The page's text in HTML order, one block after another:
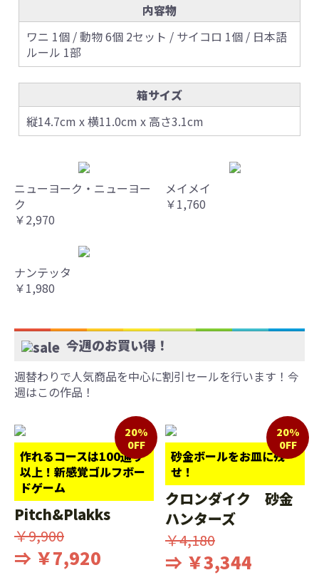
内容物
ワニ 1個 / 動物 6個 2セット / サイコロ 1個 / 日本語
ルール 1部
箱サイズ
縦14.7cm x 横11.0cm x 高さ3.1cm
ニューヨーク・ニューヨー
ク
￥2,970
メイメイ
￥1,760
ナンテッタ
￥1,980
今週のお買い得！
週替わりで人気商品を中心に割引セールを行います！今
週はこの作品！
作れるコースは100通り
以上！新感覚ゴルフボー
ドゲーム
20%
0FF
Pitch&Plakks
￥9,900
⇒ ￥7,920
砂金ボールをお皿に残
せ！
20%
0FF
クロンダイク 砂金
ハンターズ
￥4,180
⇒ ￥3,344